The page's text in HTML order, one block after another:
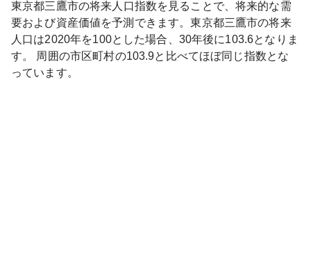
東京都三鷹市の将来人口指数を見ることで、将来的な需
要および資産価値を予測できます。東京都三鷹市の将来
人口は2020年を100とした場合、30年後に103.6となりま
す。
周囲の市区町村の103.9と比べてほぼ同じ指数とな
っています。